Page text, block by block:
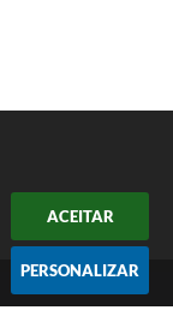
ACEITAR
PERSONALIZAR